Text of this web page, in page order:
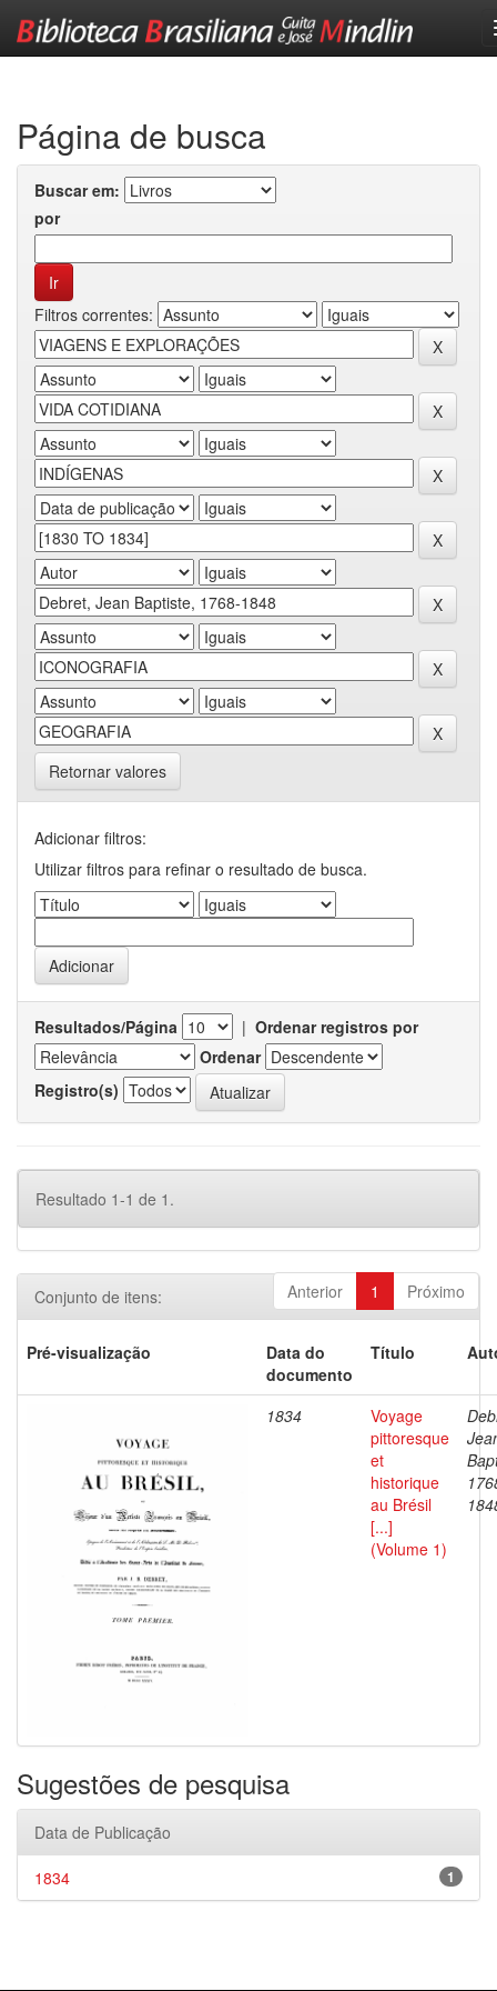
Página de busca
Buscar em:
por
Filtros correntes:
Retornar valores
Adicionar filtros:
Utilizar filtros para refinar o resultado de busca.
Resultados/Página | Ordenar registros por
Ordenar
Registro(s)
Resultado 1-1 de 1.
Anterior 1 Próximo
Conjunto de itens:
Pré-visualização
Data do
documento
Título
1834
Voyage
pittoresque
et
historique
au Brésil
[...]
(Volume 1)
Sugestões de pesquisa
Data de Publicação
1
1834